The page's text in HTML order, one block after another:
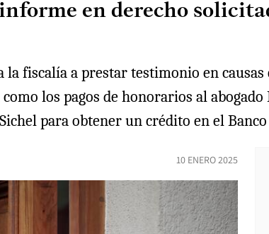
en derecho
fiscalía a prestar testimonio en causas
los pagos de honorarios al
para obtener un crédito en el Banco
10 ENERO 2025